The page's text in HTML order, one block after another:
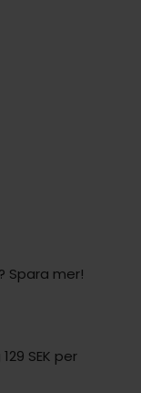
Spara mer!
SEK per